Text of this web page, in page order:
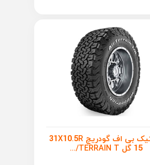
لاستیک بی اف گودریچ 31X10.5R
15 گل TERRAIN T/...